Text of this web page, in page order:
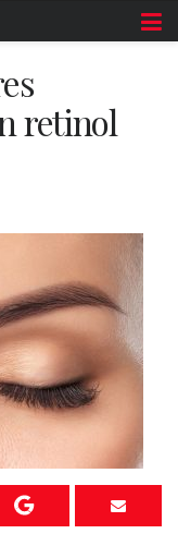
retinol